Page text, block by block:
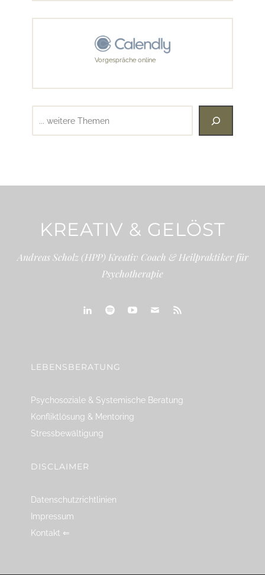
Vorgespräche online
KREATIV & GELÖST
Andreas Scholz (HPP) Kreativ Coach & Heilpraktiker für
Psychotherapie
LEBENSBERATUNG
Psychosoziale & Systemische Beratung
Konfliktlösung & Mentoring
Stressbewältigung
DISCLAIMER
Datenschutzrichtlinien
Impressum
Kontakt ⇐